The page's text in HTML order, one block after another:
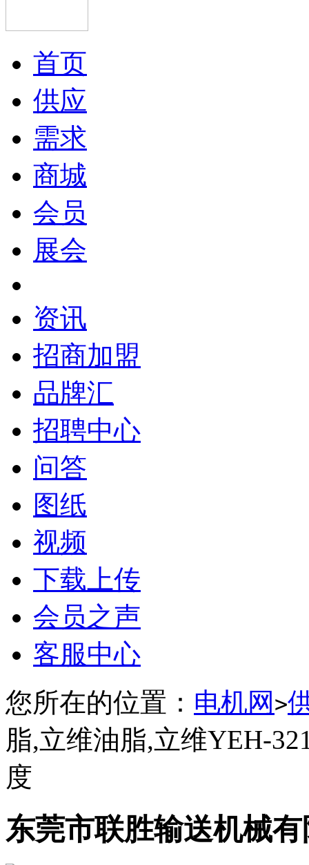
首页
供应
需求
商城
会员
展会
资讯
招商加盟
品牌汇
招聘中心
问答
图纸
视频
下载上传
会员之声
客服中心
您所在的位置： 电机网 >
脂,立维油脂,立维YEH-
度
东莞市联胜输送机械